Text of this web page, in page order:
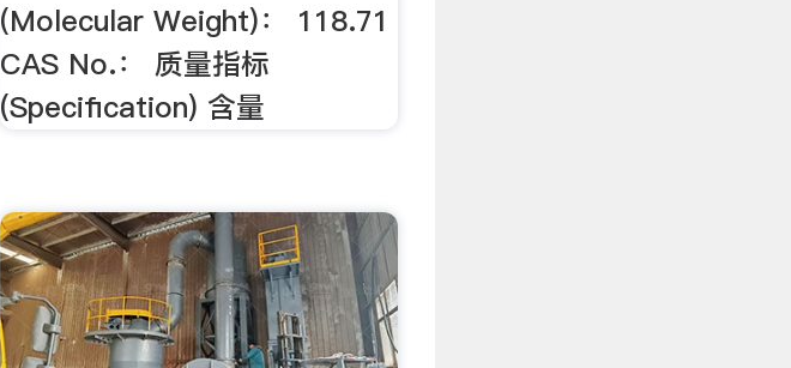
(Molecular Weight)： 118.71
CAS No.： 质量指标
(Specification) 含量